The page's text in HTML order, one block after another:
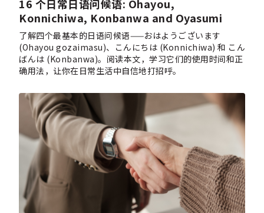
16 个日常日语问候语: Ohayou,
Konnichiwa, Konbanwa and Oyasumi
了解四个最基本的日语问候语——おはようございます
(Ohayou gozaimasu)、こんにちは (Konnichiwa) 和 こん
ばんは (Konbanwa)。阅读本文，学习它们的使用时间和正
确用法，让你在日常生活中自信地打招呼。